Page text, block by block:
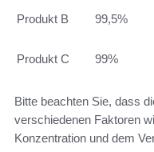
Produkt B 99,5%
Produkt C 99%
Bitte beachten Sie, dass
verschiedenen Faktoren
Konzentration und dem